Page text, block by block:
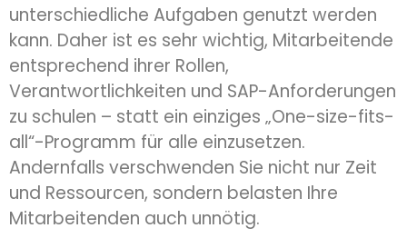
unterschiedliche Aufgaben genutzt werden
kann. Daher ist es sehr wichtig, Mitarbeitende
entsprechend ihrer Rollen,
Verantwortlichkeiten und SAP-Anforderungen
zu schulen – statt ein einziges „One-size-fits-
all“-Programm für alle einzusetzen.
Andernfalls verschwenden Sie nicht nur Zeit
und Ressourcen, sondern belasten Ihre
Mitarbeitenden auch unnötig.